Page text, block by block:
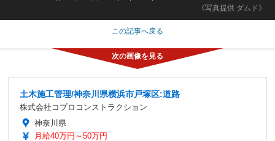
《写真提供 ダムド》
この記事へ戻る
土木施工管理/神奈川県横浜市戸塚区:道路
株式会社コプロコンストラクション
神奈川県
月給40万円～50万円